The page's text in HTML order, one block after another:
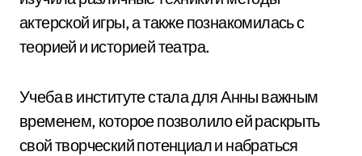
актерской игры, а также познакомилась с
теорией и историей театра.
Учеба в институте стала для Анны важным
временем, которое позволило ей раскрыть
свой творческий потенциал и набраться